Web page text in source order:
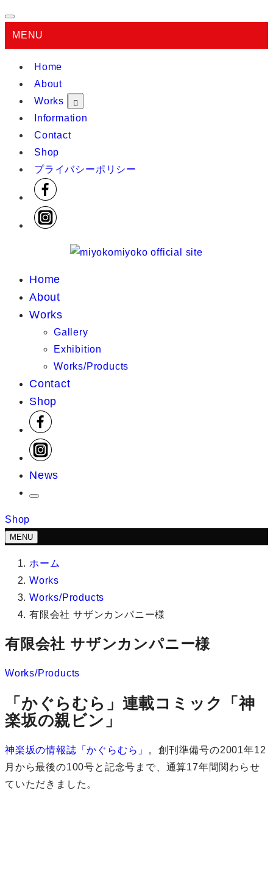
MENU
Home
About
Works
Information
Contact
Shop
プライバシーポリシー
Home
About
Works
Gallery
Exhibition
Works/Products
Contact
Shop
News
Shop
MENU
ホーム
Works
Works/Products
有限会社 サザンカンパニー様
有限会社 サザンカンパニー様
Works/Products
「かぐらむら」連載コミック「神
楽坂の親ビン」
神楽坂の情報誌「かぐらむら」
。創刊準備号の2001年12
月から最後の100号と記念号まで、通算17年間関わらせ
ていただきました。